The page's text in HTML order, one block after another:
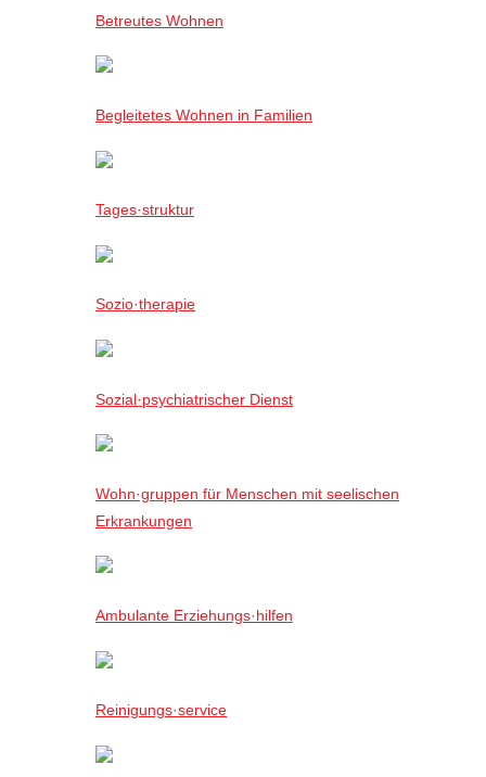
Betreutes Wohnen
Begleitetes Wohnen in Familien
Tages·struktur
Sozio·therapie
Sozial·psychiatrischer Dienst
Wohn·gruppen für Menschen mit seelischen
Erkrankungen
Ambulante Erziehungs·hilfen
Reinigungs·service